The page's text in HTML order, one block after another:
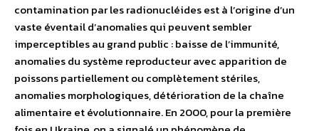
contamination par les radionucléides est à l’origine d’un
vaste éventail d’anomalies qui peuvent sembler
imperceptibles au grand public : baisse de l’immunité,
anomalies du système reproducteur avec apparition de
poissons partiellement ou complètement stériles,
anomalies morphologiques, détérioration de la chaîne
alimentaire et évolutionnaire. En 2000, pour la première